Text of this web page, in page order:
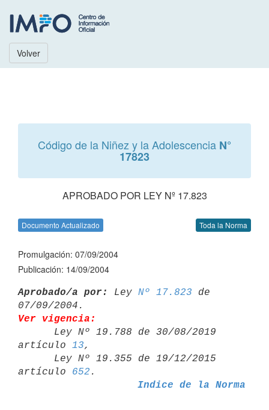
Volver
Código de la Niñez y la Adolescencia N°
17823
APROBADO POR LEY Nº 17.823
Documento Actualizado Toda la Norma
Promulgación: 07/09/2004
Publicación: 14/09/2004
Aprobado/a por: Ley Nº 17.823 de
Ver vigencia:
artículo 13,
artículo 652
Indice de la Norma